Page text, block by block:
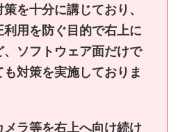
を十分に講じており、
用を防ぐ目的で右上に
ソフトウェア面だけで
対策を実施しておりま
ラ等を右上へ向け続け